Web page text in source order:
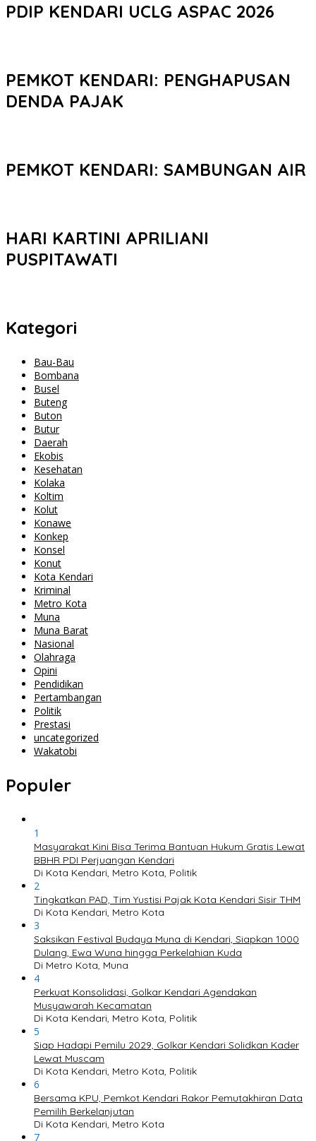
PDIP KENDARI UCLG ASPAC 2026
PEMKOT KENDARI: PENGHAPUSAN
DENDA PAJAK
PEMKOT KENDARI: SAMBUNGAN AIR
HARI KARTINI APRILIANI
PUSPITAWATI
Kategori
Bau-Bau
Bombana
Busel
Buteng
Buton
Butur
Daerah
Ekobis
Kesehatan
Kolaka
Koltim
Kolut
Konawe
Konkep
Konsel
Konut
Kota Kendari
Kriminal
Metro Kota
Muna
Muna Barat
Nasional
Olahraga
Opini
Pendidikan
Pertambangan
Politik
Prestasi
uncategorized
Wakatobi
Populer
1
Masyarakat Kini Bisa Terima Bantuan Hukum Gratis Lewat
BBHR PDI Perjuangan Kendari
Di Kota Kendari, Metro Kota, Politik
2
Tingkatkan PAD, Tim Yustisi Pajak Kota Kendari Sisir THM
Di Kota Kendari, Metro Kota
3
Saksikan Festival Budaya Muna di Kendari, Siapkan 1000
Dulang, Ewa Wuna hingga Perkelahian Kuda
Di Metro Kota, Muna
4
Perkuat Konsolidasi, Golkar Kendari Agendakan
Musyawarah Kecamatan
Di Kota Kendari, Metro Kota, Politik
5
Siap Hadapi Pemilu 2029, Golkar Kendari Solidkan Kader
Lewat Muscam
Di Kota Kendari, Metro Kota, Politik
6
Bersama KPU, Pemkot Kendari Rakor Pemutakhiran Data
Pemilih Berkelanjutan
Di Kota Kendari, Metro Kota
7